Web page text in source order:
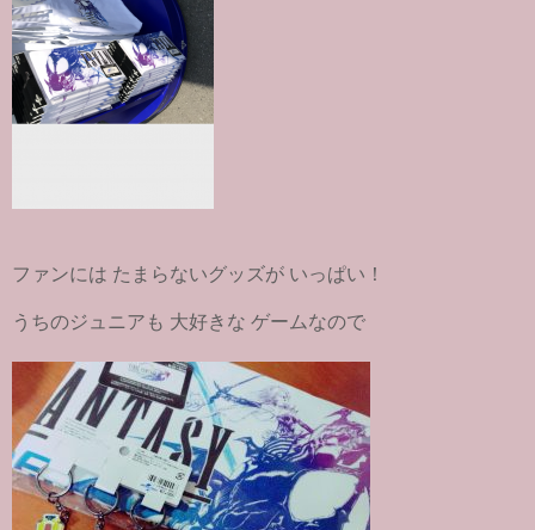
ファンには たまらないグッズが いっぱい！
うちのジュニアも 大好きな ゲームなので